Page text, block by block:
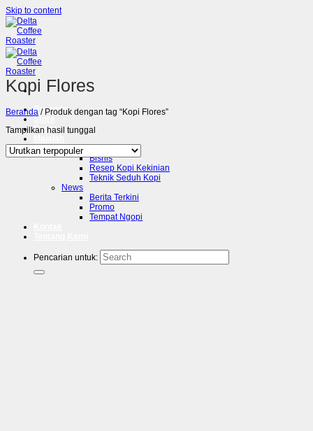
Skip to content
Beranda
Store
Event
Tips
Bisnis
Resep Kopi Kekinian
Teknik Seduh Kopi
News
Berita Terkini
Promo
Tempat Ngopi
Pencarian untuk:
Kopi Flores
Beranda /Produk dengan tag “Kopi Flores”
Tampilkan hasil tunggal